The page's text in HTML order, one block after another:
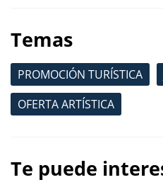
Temas
PROMOCIÓN TURÍSTICA
OFERTA ARTÍSTICA
Te puede